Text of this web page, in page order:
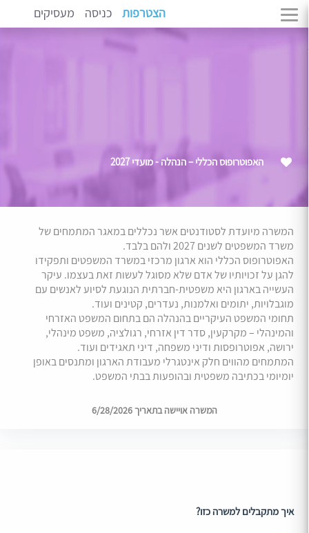
הצטרפות כניסה מעסיקים
האפוטרופוס הכללי – הנהלה - מועדי 2027
המשרה מיועדת לסטודנטים אשר נכללים במאגר המתמחים של
משרד המשפטים לשנים 2027 ולהם בלבד.
האפוטרופוס הכללי הוא ארגון מרכזי במשרד המשפטים ותפקידו
להגן על זכויותיו של אדם שלא מסוגל לעשות זאת בעצמו. עיקר
העשייה בארגון היא משפטית-חברתית הנוגעת לסיוע לאנשים עם
מוגבלויות, יתומים ואלמנות, נעדרים, קטינים ועוד.
תחומי המשפט העיקריים בהנהלה הם בתחום המשפט האזרחי
והמינהלי – מקרקעין, סדר דין אזרחי, רגולציה, משפט מינהלי,
ירושה, אפוטרופסות ודיני משפחה, דיני תאגידים ועוד.
המתמחים מהווים חלק אינטגרלי מעבודת הארגון ומתנסים באופן
יומיומי בכתיבה משפטית ובהופעות בבתי המשפט.
המשרה אויישה בתאריך 6/28/2026
איך מתקבלים למשרה כזו?